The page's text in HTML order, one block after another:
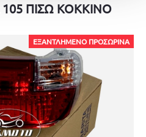
105 ΠΙΣΩ ΚΟΚΚΙΝΟ
ΕΞΑΝΤΛΗΜΈΝΟ ΠΡΟΣΩΡΙΝΆ